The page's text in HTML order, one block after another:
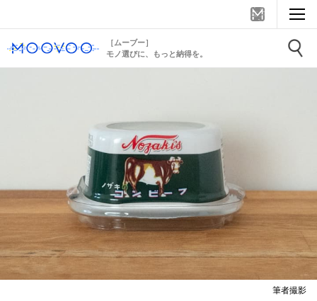
［ムーブー］
モノ選びに、もっと納得を。
筆者撮影